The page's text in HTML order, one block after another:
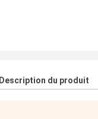
Description du produit